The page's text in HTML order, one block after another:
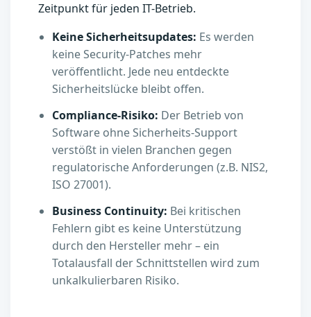
Zeitpunkt für jeden IT-Betrieb.
Keine Sicherheitsupdates: Es werden
keine Security-Patches mehr
veröffentlicht. Jede neu entdeckte
Sicherheitslücke bleibt offen.
Compliance-Risiko: Der Betrieb von
Software ohne Sicherheits-Support
verstößt in vielen Branchen gegen
regulatorische Anforderungen (z.B. NIS2,
ISO 27001).
Business Continuity: Bei kritischen
Fehlern gibt es keine Unterstützung
durch den Hersteller mehr – ein
Totalausfall der Schnittstellen wird zum
unkalkulierbaren Risiko.